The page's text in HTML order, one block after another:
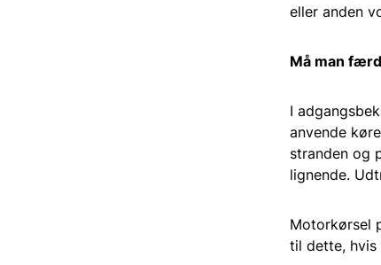
eller anden
Må man
I
anvende
stranden og
lignende.
Motorkørsel
til dette, hvis